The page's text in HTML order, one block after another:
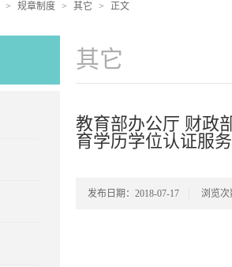
> 规章制度 > 其它 > 正文
其它
教育部办公厅 财政
育学历学位认证服
发布日期：2018-07-17 浏览次